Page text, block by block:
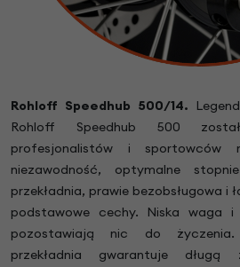
Rohloff Speedhub 500/14.
Rohloff Speedhub 500
profesjonalistów i sportowców
niezawodność, optymalne
przekładnia, prawie bezobsługowa i
podstawowe cechy. Niska waga i
pozostawiają nic do życzenia.
przekładnia gwarantuje